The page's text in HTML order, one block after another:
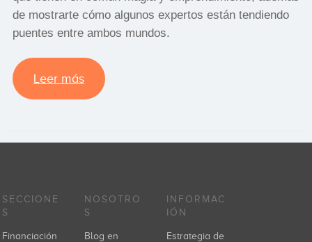
de mostrarte cómo algunos expertos están tendiendo
puentes entre ambos mundos.
Leer más
SECCIONE
S
Financiación
NOSOTRO
S
Blog en
INFORMAC
IÓN
Estrategia de